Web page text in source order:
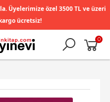
Üyelerimize özel 3500 TL ve üzeri
ücretsiz!
0